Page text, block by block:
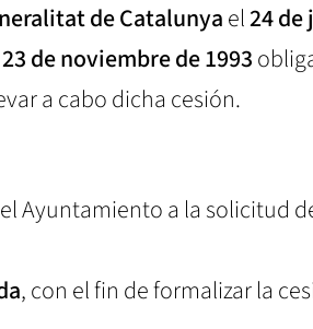
de Catalunyael24 de
de noviembre de 1993
a cabo dicha cesión.
Ayuntamiento a la solicitud
, con el fin de formalizar la